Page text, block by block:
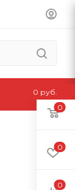
0
0
0
0 руб.